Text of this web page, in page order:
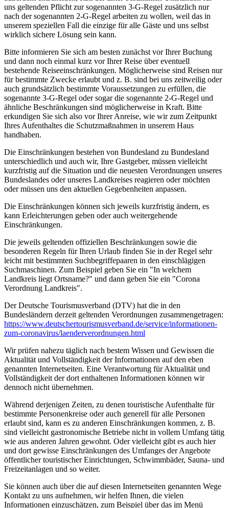
uns geltenden Pflicht zur sogenannten 3-G-Regel zusätzlich nur
nach der sogenannten 2-G-Regel arbeiten zu wollen, weil das in
unserem speziellen Fall die einzige für alle Gäste und uns selbst
wirklich sichere Lösung sein kann.
Bitte informieren Sie sich am besten zunächst vor Ihrer Buchung
und dann noch einmal kurz vor Ihrer Reise über eventuell
bestehende Reiseeinschränkungen. Möglicherweise sind Reisen nur
für bestimmte Zwecke erlaubt und z. B. sind bei uns zeitweilig oder
auch grundsätzlich bestimmte Voraussetzungen zu erfüllen, die
sogenannte 3-G-Regel oder sogar die sogenannte 2-G-Regel und
ähnliche Beschränkungen sind möglicherweise in Kraft. Bitte
erkundigen Sie sich also vor Ihrer Anreise, wie wir zum Zeitpunkt
Ihres Aufenthaltes die Schutzmaßnahmen in unserem Haus
handhaben.
Die Einschränkungen bestehen von Bundesland zu Bundesland
unterschiedlich und auch wir, Ihre Gastgeber, müssen vielleicht
kurzfristig auf die Situation und die neuesten Verordnungen unseres
Bundeslandes oder unseres Landkreises reagieren oder möchten
oder müssen uns den aktuellen Gegebenheiten anpassen.
Die Einschränkungen können sich jeweils kurzfristig ändern, es
kann Erleichterungen geben oder auch weitergehende
Einschränkungen.
Die jeweils geltenden offiziellen Beschränkungen sowie die
besonderen Regeln für Ihren Urlaub finden Sie in der Regel sehr
leicht mit bestimmten Suchbegriffepaaren in den einschlägigen
Suchmaschinen. Zum Beispiel geben Sie ein "In welchem
Landkreis liegt Ortsname?" und dann geben Sie ein "Corona
Verordnung Landkreis".
Der Deutsche Tourismusverband (DTV) hat die in den
Bundesländern derzeit geltenden Verordnungen zusammengetragen:
https://www.deutscher­tourismusverband.de/­service/­informationen-
zum-coronavirus/­laenderverordnungen.html
Wir prüfen nahezu täglich nach bestem Wissen und Gewissen die
Aktualität und Vollständigkeit der Informationen auf den eben
genannten Internetseiten. Eine Verantwortung für Aktualität und
Vollständigkeit der dort enthaltenen Informationen können wir
dennoch nicht übernehmen.
Während derjenigen Zeiten, zu denen touristische Aufenthalte für
bestimmte Personenkreise oder auch generell für alle Personen
erlaubt sind, kann es zu anderen Einschränkungen kommen, z. B.
sind vielleicht gastronomische Betriebe nicht in vollem Umfang tätig
wie aus anderen Jahren gewohnt. Oder vielleicht gibt es auch hier
und dort gewisse Einschränkungen des Umfanges der Angebote
öffentlicher touristischer Einrichtungen, Schwimmbäder, Sauna- und
Freizeitanlagen und so weiter.
Sie können auch über die auf diesen Internetseiten genannten Wege
Kontakt zu uns aufnehmen, wir helfen Ihnen, die vielen
Informationen einzuschätzen, zum Beispiel über das im Menü